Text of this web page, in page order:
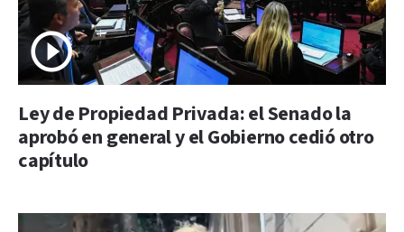
Ley de Propiedad Privada: el Senado la
aprobó en general y el Gobierno cedió otro
capítulo